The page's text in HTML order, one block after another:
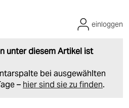
unter diesem Artikel ist
bei ausgewählten
– hier sind sie zu finden.
einloggen